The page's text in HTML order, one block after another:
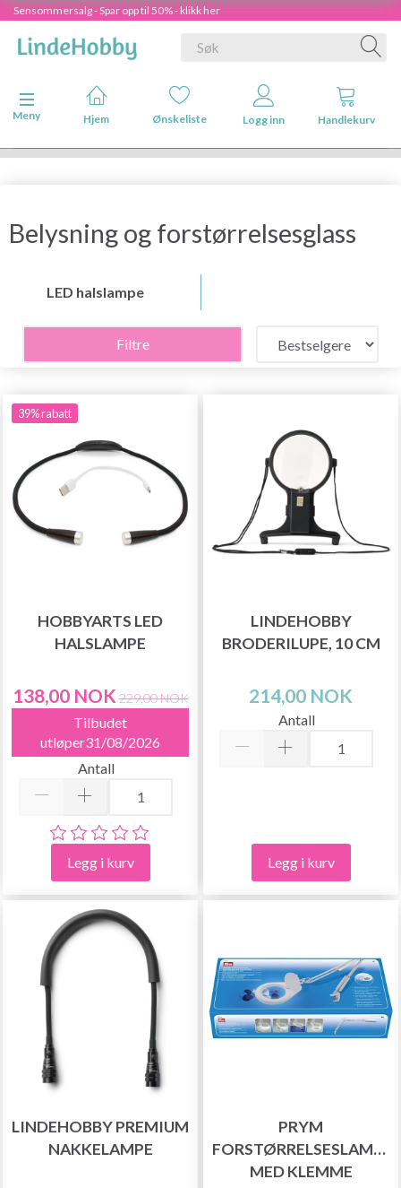
Sensommersalg - Spar opp til 50% - klikk her
Veksle navigasjon
Meny
Hjem Ønskeliste Logg inn Handlekurv
Belysning og forstørrelsesglass
LED halslampe
Filtre
39% rabatt
HOBBYARTS LED
HALSLAMPE
138,00 NOK 229,00 NOK
Tilbudet
utløper31/08/2026
Antall
Legg i kurv
LINDEHOBBY
BRODERILUPE, 10 CM
214,00 NOK
Antall
Legg i kurv
LINDEHOBBY PREMIUM
NAKKELAMPE
PRYM
FORSTØRRELSESLAMPE
MED KLEMME